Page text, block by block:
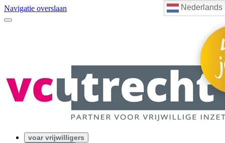
Nederlands
Navigatie overslaan
voar vrijwilligers